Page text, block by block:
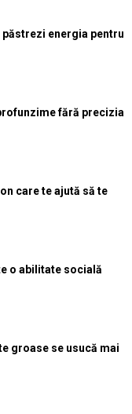
energia pentru
fără precizia
care te ajută să te
o abilitate socială
groase se usucă mai